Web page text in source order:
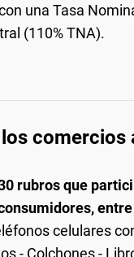
una Tasa
(110% TNA).
comercios
rubros que
celulares
- Colchones -